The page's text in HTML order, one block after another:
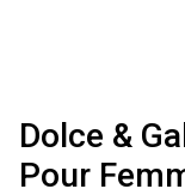
Dolce &
Pour